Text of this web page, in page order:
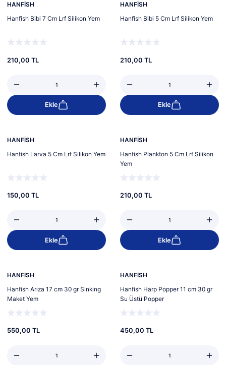
HANFİSH
Hanfish Bibi 7 Cm Lrf Silikon Yem
210,00 TL
Ekle
HANFİSH
Hanfish Bibi 5 Cm Lrf Silikon Yem
210,00 TL
Ekle
HANFİSH
Hanfish Larva 5 Cm Lrf Silikon Yem
150,00 TL
Ekle
HANFİSH
Hanfish Plankton 5 Cm Lrf Silikon
Yem
210,00 TL
Ekle
HANFİSH
Hanfish Arıza 17 cm 30 gr Sinking
Maket Yem
550,00 TL
HANFİSH
Hanfish Harp Popper 11 cm 30 gr
Su Üstü Popper
450,00 TL